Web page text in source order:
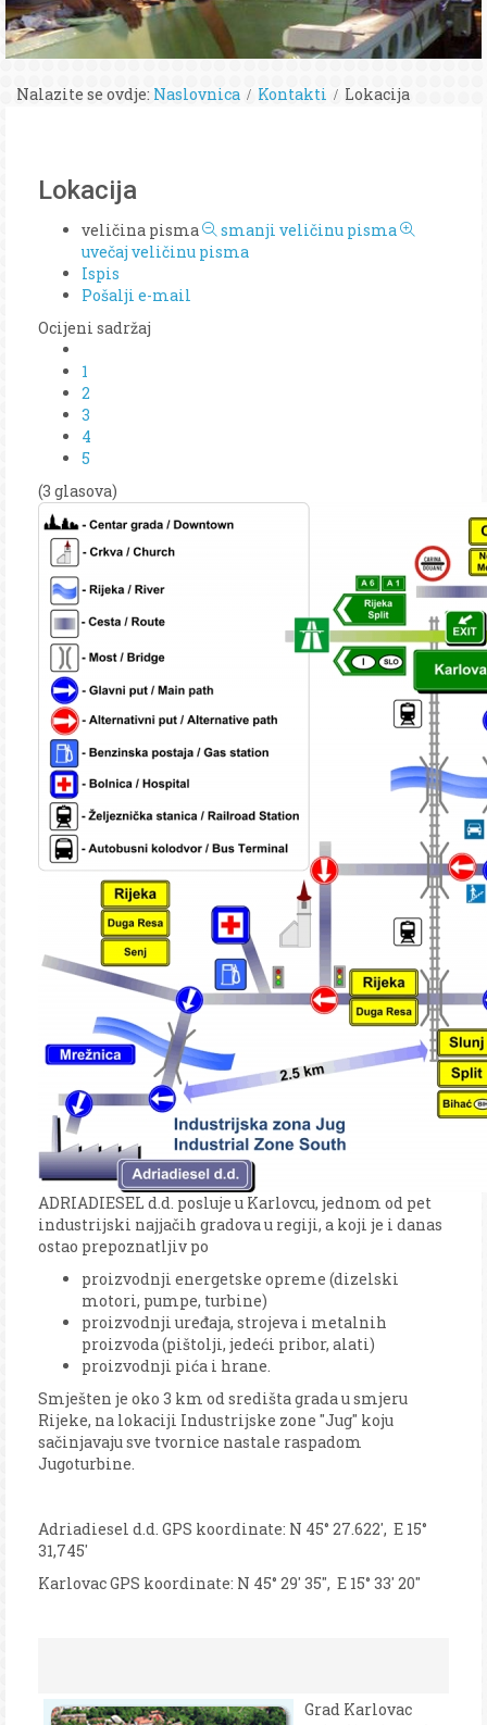
Nalazite se ovdje: Naslovnica Kontakti Lokacija
Lokacija
veličina pisma
smanji veličinu pisma
uvečaj veličinu pisma
Ispis
Pošalji e-mail
Ocijeni sadržaj
1
2
3
4
5
(3 glasova)
ADRIADIESEL d.d. posluje u Karlovcu, jednom od pet
industrijski najjačih gradova u regiji, a koji je i danas
ostao prepoznatljiv po
proizvodnji energetske opreme (dizelski
motori, pumpe, turbine)
proizvodnji uređaja, strojeva i metalnih
proizvoda (pištolji, jedeći pribor, alati)
proizvodnji pića i hrane.
Smješten je oko 3 km od središta grada u smjeru
Rijeke, na lokaciji Industrijske zone "Jug" koju
sačinjavaju sve tvornice nastale raspadom
Jugoturbine.
Adriadiesel d.d. GPS koordinate: N 45° 27.622', E 15°
31,745'
Karlovac GPS koordinate: N 45° 29' 35'', E 15° 33' 20''
Grad Karlovac